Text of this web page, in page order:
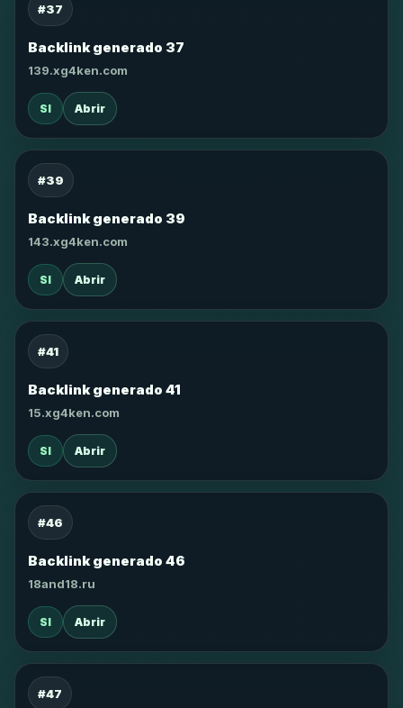
#37
Backlink generado 37
139.xg4ken.com
SI Abrir
#39
Backlink generado 39
143.xg4ken.com
SI Abrir
#41
Backlink generado 41
15.xg4ken.com
SI Abrir
#46
Backlink generado 46
18and18.ru
SI Abrir
#47